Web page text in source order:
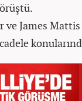
ve James